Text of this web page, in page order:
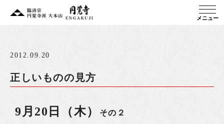
メニュー
2012.09.20
正しいものの見方
9月20日（木） その２